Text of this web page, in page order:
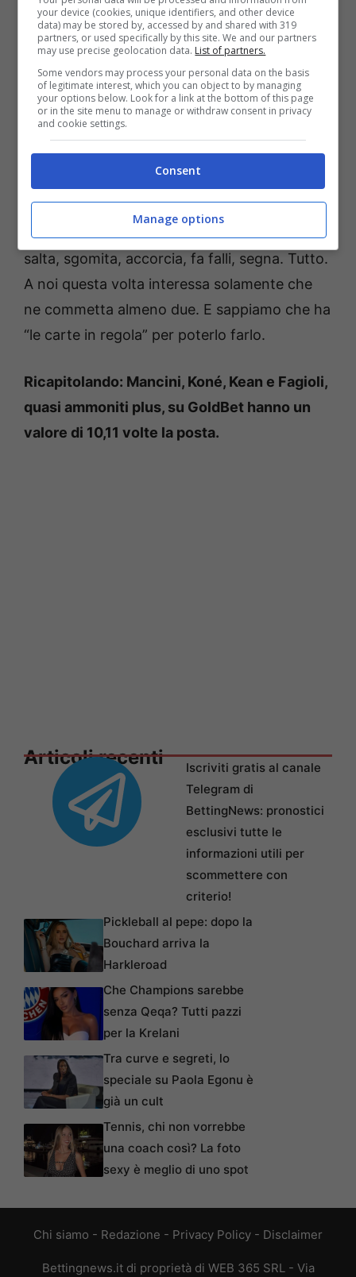
In casa Viola, occhio aFagioli, che sulle sue
zolle se la dovrebbe vedere con Soulé. Il
centrocampista è uno che ti permette di
giocare, è vero, ma quando c’è da difendere
usa anche e soprattutto le mani per atterrare
il diretto avversario. Immaginiamo già una
trattenuta, onestamente. E magari ci
potrebbe pure scappare il giallo. Chiudiamo il
quadro conKean,appunto. L’attaccante
salta, sgomita, accorcia, fa falli, segna. Tutto.
A noi questa volta interessa solamente che
ne commetta almeno due. E sappiamo che ha
“le carte in regola” per poterlo farlo.
Ricapitolando: Mancini, Koné, Kean e Fagioli,
quasi ammoniti plus, su GoldBet hanno un
valore di 10,11 volte la posta.
Articoli recenti
Iscriviti gratis al canale
Telegram di
BettingNews: pronostici
esclusivi tutte le
informazioni utili per
scommettere con
criterio!
Pickleball al pepe: dopo la
Bouchard arriva la
Harkleroad
Che Champions sarebbe
senza Qeqa? Tutti pazzi
per la Krelani
Tra curve e segreti, lo
speciale su Paola Egonu è
già un cult
Tennis, chi non vorrebbe
una coach così? La foto
sexy è meglio di uno spot
Chi siamo - Redazione - Privacy Policy - Disclaimer
Bettingnews.it di proprietà di WEB 365 SRL - Via
your device (cookies, unique identifiers, and other device
data) may be stored by, accessed by and shared with 319
partners, or used specifically by this site. We and our partners
may use precise geolocation data. List of partners.
Some vendors may process your personal data on the basis
of legitimate interest, which you can object to by managing
your options below. Look for a link at the bottom of this page
or in the site menu to manage or withdraw consent in privacy
and cookie settings.
Consent
Manage options